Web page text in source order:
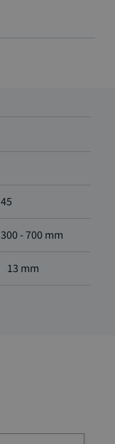
45
300 - 700 mm
13 mm